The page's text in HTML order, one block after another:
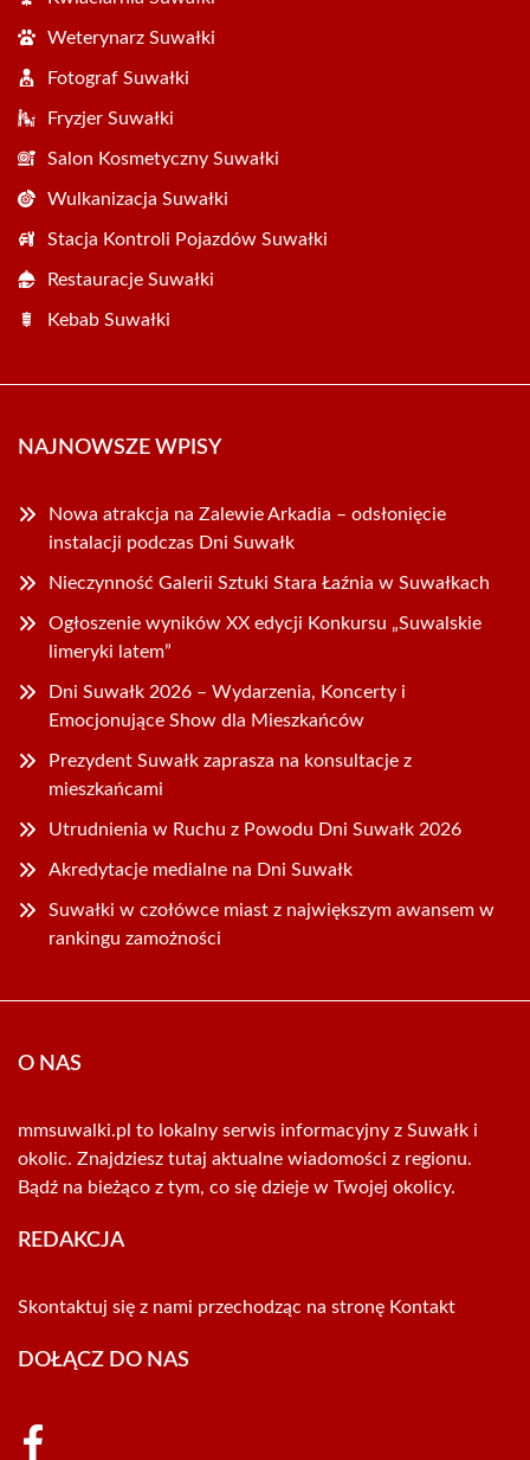
Weterynarz Suwałki
Fotograf Suwałki
Fryzjer Suwałki
Salon Kosmetyczny Suwałki
Wulkanizacja Suwałki
Stacja Kontroli Pojazdów Suwałki
Restauracje Suwałki
Kebab Suwałki
NAJNOWSZE WPISY
Nowa atrakcja na Zalewie Arkadia – odsłonięcie
instalacji podczas Dni Suwałk
Nieczynność Galerii Sztuki Stara Łaźnia w Suwałkach
Ogłoszenie wyników XX edycji Konkursu „Suwalskie
limeryki latem”
Dni Suwałk 2026 – Wydarzenia, Koncerty i
Emocjonujące Show dla Mieszkańców
Prezydent Suwałk zaprasza na konsultacje z
mieszkańcami
Utrudnienia w Ruchu z Powodu Dni Suwałk 2026
Akredytacje medialne na Dni Suwałk
Suwałki w czołówce miast z największym awansem w
rankingu zamożności
O NAS
mmsuwalki.pl to lokalny serwis informacyjny z Suwałk i
okolic. Znajdziesz tutaj aktualne wiadomości z regionu.
Bądź na bieżąco z tym, co się dzieje w Twojej okolicy.
REDAKCJA
Skontaktuj się z nami przechodząc na stronę Kontakt
DOŁĄCZ DO NAS